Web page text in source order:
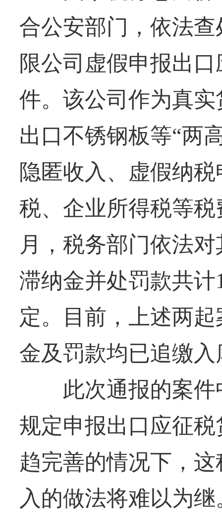
合公安部门，依法
限公司虚假申报出
件。该公司作为真实
出口不锈钢板等“两
隐匿收入、虚假纳
税、企业所得税等税
月，税务部门依法
滞纳金并处罚款共计
定。目前，上述两
金及罚款均已追缴入
此次通报的案件
规定申报出口应征
趋完善的情况下，
入的做法将难以为